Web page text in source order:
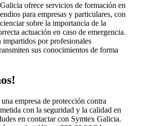
ofrece servicios de formación en
para empresas y particulares, con
sobre la importancia de la
actuación en caso de emergencia.
impartidos por profesionales
sus conocimientos de forma
empresa de protección contra
con la seguridad y la calidad en
en contactar con Symtex Galicia.